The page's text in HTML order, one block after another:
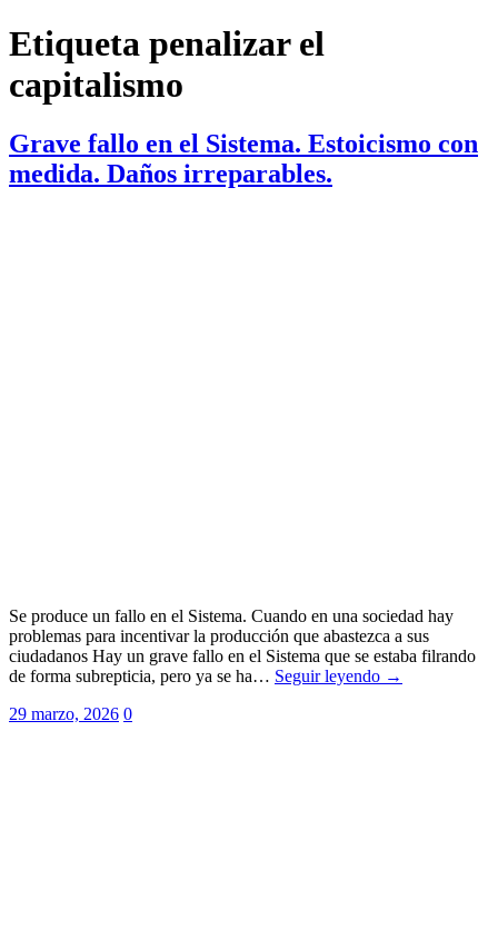
Etiqueta penalizar el
capitalismo
Grave fallo en el Sistema. Estoicismo con
medida. Daños irreparables.
Se produce un fallo en el Sistema. Cuando en una sociedad hay
problemas para incentivar la producción que abastezca a sus
ciudadanos Hay un grave fallo en el Sistema que se estaba filrando
de forma subrepticia, pero ya se ha… Seguir leyendo →
29 marzo, 2026 0